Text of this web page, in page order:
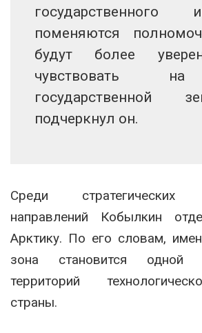
государственного
поменяются
будут более
чувствовать
государственной
подчеркнул он.
Среди стратегических
направлений Кобылкин
Арктику. По его словам,
зона становится одной
территорий
страны.